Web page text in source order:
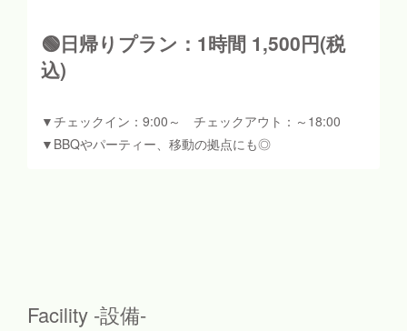
🟢日帰りプラン：1時間 1,500円(税
込)
▼チェックイン：9:00～ チェックアウト：～18:00
▼BBQやパーティー、移動の拠点にも◎
Facility -設備-